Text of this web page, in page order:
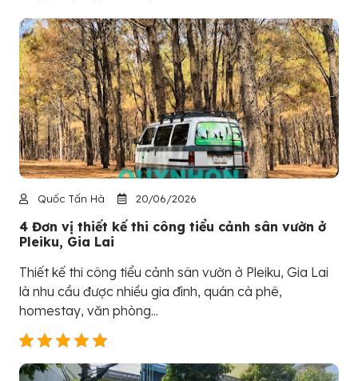
Quốc Tấn Hà 20/06/2026
4 Đơn vị thiết kế thi công tiểu cảnh sân vườn ở
Pleiku, Gia Lai
Thiết kế thi công tiểu cảnh sân vườn ở Pleiku, Gia Lai
là nhu cầu được nhiều gia đình, quán cà phê,
homestay, văn phòng...